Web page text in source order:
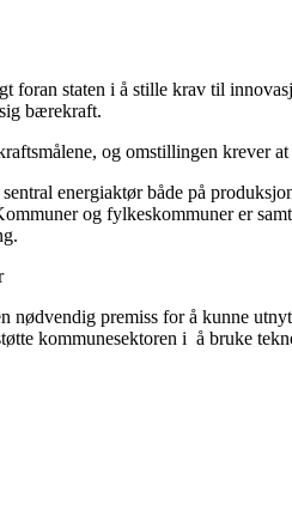
foran staten i å stille krav til
bærekraft.
og omstillingen krever
energiaktør både på
og fylkeskommuner er
nødvendig premiss for å kunne
kommunesektoren i å bruke